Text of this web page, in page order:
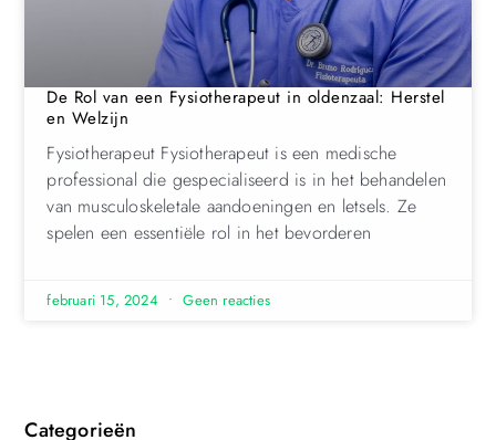
De Rol van een Fysiotherapeut in oldenzaal: Herstel
en Welzijn
Fysiotherapeut Fysiotherapeut is een medische
professional die gespecialiseerd is in het behandelen
van musculoskeletale aandoeningen en letsels. Ze
spelen een essentiële rol in het bevorderen
februari 15, 2024 Geen reacties
Categorieën